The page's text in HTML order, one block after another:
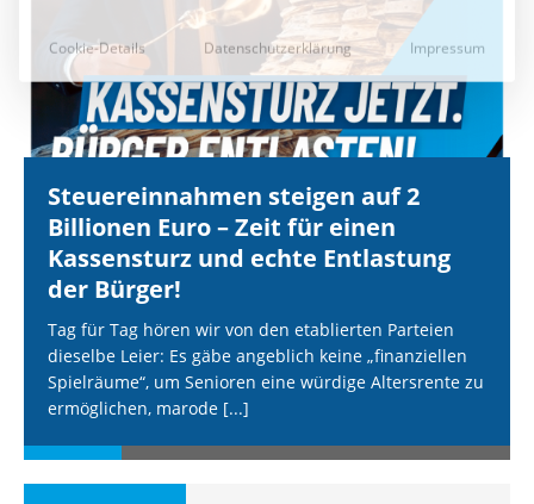
Steuereinnahmen steigen auf 2
Billionen Euro – Zeit für einen
Kassensturz und echte Entlastung
der Bürger!
Tag für Tag hören wir von den etablierten Parteien
dieselbe Leier: Es gäbe angeblich keine „finanziellen
Spielräume“, um Senioren eine würdige Altersrente zu
ermöglichen, marode [...]